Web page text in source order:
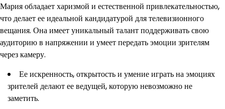
Мария обладает харизмой и естественной привлекательностью,
что делает ее идеальной кандидатурой для телевизионного
вещания. Она имеет уникальный талант поддерживать свою
аудиторию в напряжении и умеет передать эмоции зрителям
через камеру.
Ее искренность, открытость и умение играть на эмоциях
зрителей делают ее ведущей, которую невозможно не
заметить.